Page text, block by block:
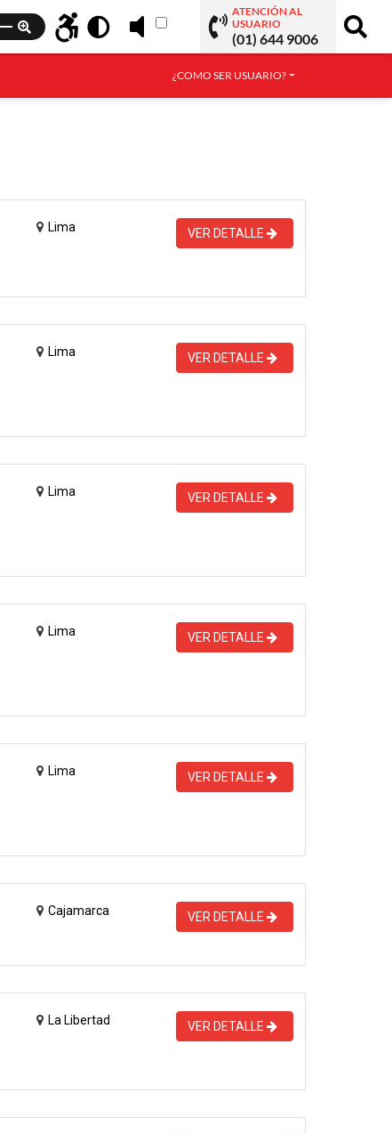
ATENCIÓN AL
USUARIO
(01) 644 9006
¿COMO SER USUARIO?
Lima VER DETALLE
Lima VER DETALLE
Lima VER DETALLE
Lima VER DETALLE
Lima VER DETALLE
Cajamarca VER DETALLE
La Libertad VER DETALLE